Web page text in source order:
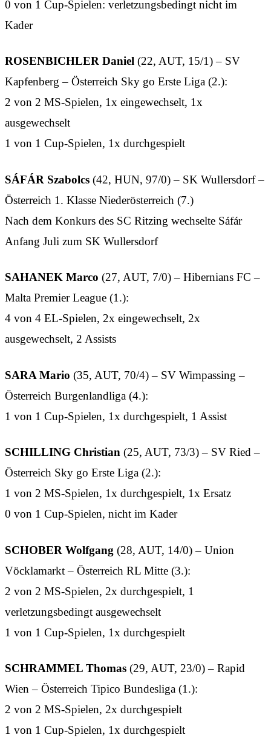
0 von 1 Cup-Spielen: verletzungsbedingt nicht im
Kader
ROSENBICHLER Daniel (22, AUT, 15/1) – SV
Kapfenberg – Österreich Sky go Erste Liga (2.):
2 von 2 MS-Spielen, 1x eingewechselt, 1x
ausgewechselt
1 von 1 Cup-Spielen, 1x durchgespielt
SÁFÁR Szabolcs (42, HUN, 97/0) – SK Wullersdorf –
Österreich 1. Klasse Niederösterreich (7.)
Nach dem Konkurs des SC Ritzing wechselte Sáfár
Anfang Juli zum SK Wullersdorf
SAHANEK Marco (27, AUT, 7/0) – Hibernians FC –
Malta Premier League (1.):
4 von 4 EL-Spielen, 2x eingewechselt, 2x
ausgewechselt, 2 Assists
SARA Mario (35, AUT, 70/4) – SV Wimpassing –
Österreich Burgenlandliga (4.):
1 von 1 Cup-Spielen, 1x durchgespielt, 1 Assist
SCHILLING Christian (25, AUT, 73/3) – SV Ried –
Österreich Sky go Erste Liga (2.):
1 von 2 MS-Spielen, 1x durchgespielt, 1x Ersatz
0 von 1 Cup-Spielen, nicht im Kader
SCHOBER Wolfgang (28, AUT, 14/0) – Union
Vöcklamarkt – Österreich RL Mitte (3.):
2 von 2 MS-Spielen, 2x durchgespielt, 1
verletzungsbedingt ausgewechselt
1 von 1 Cup-Spielen, 1x durchgespielt
SCHRAMMEL Thomas (29, AUT, 23/0) – Rapid
Wien – Österreich Tipico Bundesliga (1.):
2 von 2 MS-Spielen, 2x durchgespielt
1 von 1 Cup-Spielen, 1x durchgespielt